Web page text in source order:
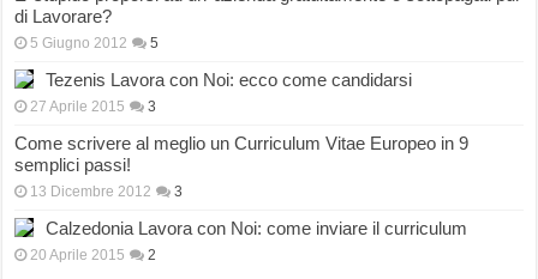
di Lavorare?
5 Giugno 2012 5
Tezenis Lavora con Noi: ecco come candidarsi
27 Aprile 2015 3
Come scrivere al meglio un Curriculum Vitae Europeo in 9
semplici passi!
13 Dicembre 2012 3
Calzedonia Lavora con Noi: come inviare il curriculum
20 Aprile 2015 2